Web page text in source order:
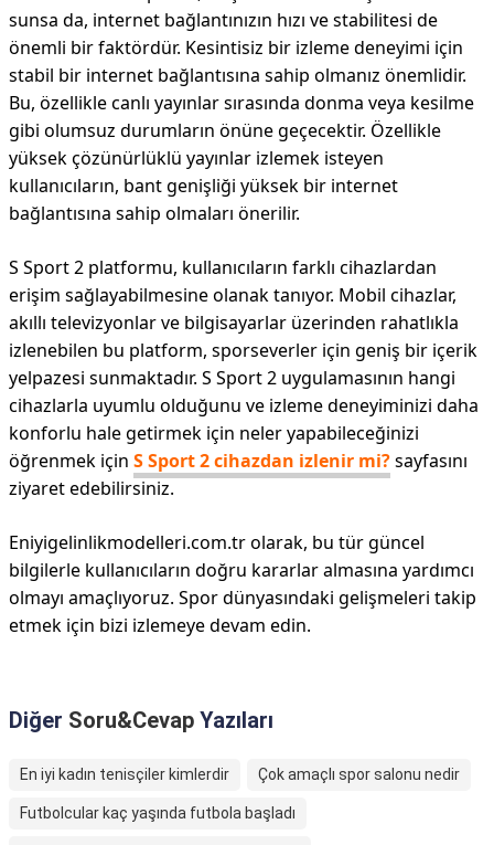
sunsa da, internet bağlantınızın hızı ve stabilitesi de
önemli bir faktördür. Kesintisiz bir izleme deneyimi için
stabil bir internet bağlantısına sahip olmanız önemlidir.
Bu, özellikle canlı yayınlar sırasında donma veya kesilme
gibi olumsuz durumların önüne geçecektir. Özellikle
yüksek çözünürlüklü yayınlar izlemek isteyen
kullanıcıların, bant genişliği yüksek bir internet
bağlantısına sahip olmaları önerilir.
S Sport 2 platformu, kullanıcıların farklı cihazlardan
erişim sağlayabilmesine olanak tanıyor. Mobil cihazlar,
akıllı televizyonlar ve bilgisayarlar üzerinden rahatlıkla
izlenebilen bu platform, sporseverler için geniş bir içerik
yelpazesi sunmaktadır. S Sport 2 uygulamasının hangi
cihazlarla uyumlu olduğunu ve izleme deneyiminizi daha
konforlu hale getirmek için neler yapabileceğinizi
öğrenmek için S Sport 2 cihazdan izlenir mi?sayfasını
ziyaret edebilirsiniz.
Eniyigelinlikmodelleri.com.tr olarak, bu tür güncel
bilgilerle kullanıcıların doğru kararlar almasına yardımcı
olmayı amaçlıyoruz. Spor dünyasındaki gelişmeleri takip
etmek için bizi izlemeye devam edin.
Diğer Soru&Cevap Yazıları
En iyi kadın tenisçiler kimlerdir Çok amaçlı spor salonu nedir
Futbolcular kaç yaşında futbola başladı